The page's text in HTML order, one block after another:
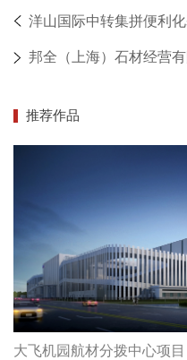
洋山国际中转集拼便利
邦全（上海）石材经营
推荐作品
大飞机园航材分拨中心项目